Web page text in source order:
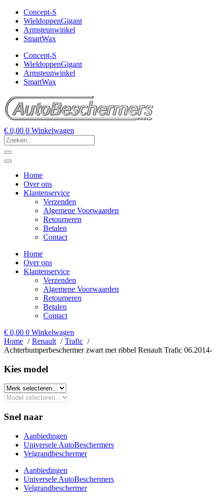
Concept-S
WieldoppenGigant
Armsteunwinkel
SmartWax
Concept-S
WieldoppenGigant
Armsteunwinkel
SmartWax
€ 0,00 0 Winkelwagen
Home
Over ons
Klantenservice
Verzenden
Algemene Voorwaarden
Retourneren
Betalen
Contact
Home
Over ons
Klantenservice
Verzenden
Algemene Voorwaarden
Retourneren
Betalen
Contact
€ 0,00 0 Winkelwagen
Home
Renault
Trafic
Achterbumperbeschermer zwart met ribbel Renault Trafic 06.2014-
Kies model​
Snel naar
Aanbiedingen
Universele AutoBeschermers
Velgrandbeschermer
Aanbiedingen
Universele AutoBeschermers
Velgrandbeschermer